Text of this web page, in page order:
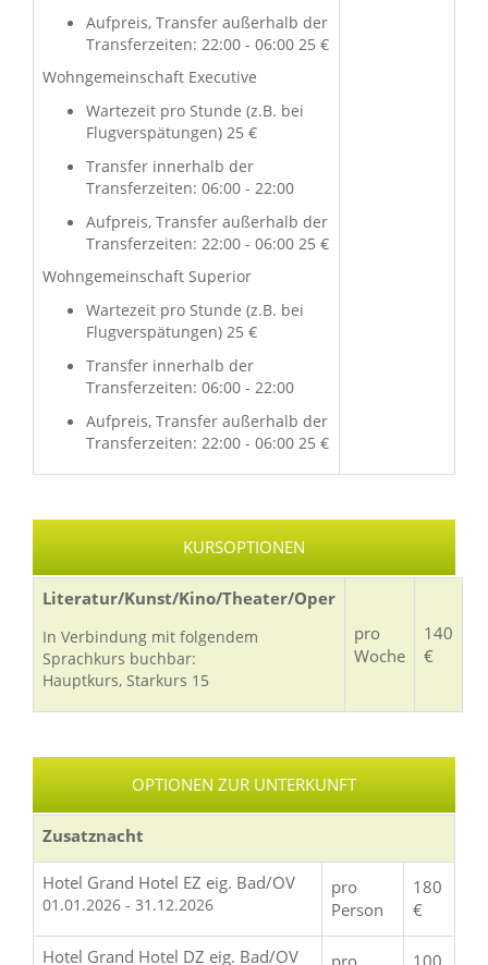
Aufpreis, Transfer außerhalb der
Transferzeiten: 22:00 - 06:00 25 €
Wohngemeinschaft Executive
Wartezeit pro Stunde (z.B. bei
Flugverspätungen) 25 €
Transfer innerhalb der
Transferzeiten: 06:00 - 22:00
Aufpreis, Transfer außerhalb der
Transferzeiten: 22:00 - 06:00 25 €
Wohngemeinschaft Superior
Wartezeit pro Stunde (z.B. bei
Flugverspätungen) 25 €
Transfer innerhalb der
Transferzeiten: 06:00 - 22:00
Aufpreis, Transfer außerhalb der
Transferzeiten: 22:00 - 06:00 25 €
KURSOPTIONEN
Literatur/Kunst/Kino/Theater/Oper
In Verbindung mit folgendem
Sprachkurs buchbar:
Hauptkurs, Starkurs 15
pro
Woche
140
€
OPTIONEN ZUR UNTERKUNFT
Zusatznacht
Hotel Grand Hotel EZ eig. Bad/OV
01.01.2026 - 31.12.2026
pro
Person
180
€
Hotel Grand Hotel DZ eig. Bad/OV pro 100